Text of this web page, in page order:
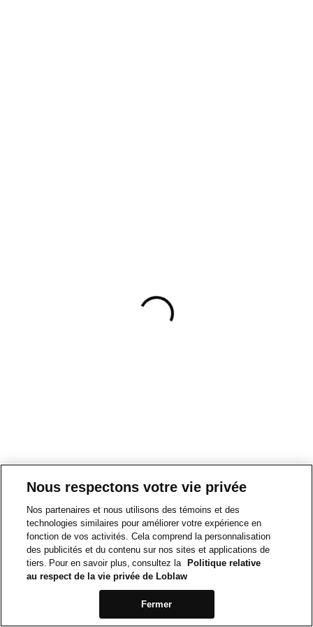
Nous respectons votre vie privée
Nos partenaires et nous utilisons des témoins et des
technologies similaires pour améliorer votre expérience en
fonction de vos activités. Cela comprend la personnalisation
des publicités et du contenu sur nos sites et applications de
tiers. Pour en savoir plus, consultez la
Politique relative
au respect de la vie privée de Loblaw
Fermer